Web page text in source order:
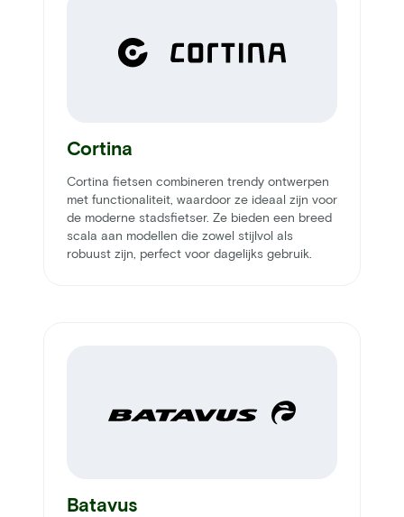
Cortina
Cortina fietsen combineren trendy ontwerpen
met functionaliteit, waardoor ze ideaal zijn voor
de moderne stadsfietser. Ze bieden een breed
scala aan modellen die zowel stijlvol als
robuust zijn, perfect voor dagelijks gebruik.
Batavus